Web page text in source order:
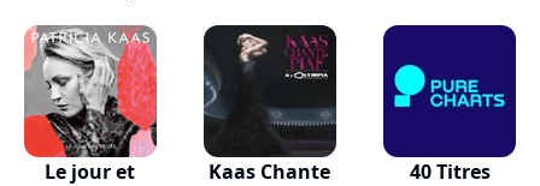
Le jour et
Kaas Chante
40 Titres